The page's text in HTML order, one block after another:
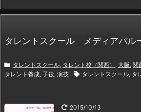
タレントスクール メディアバル
タレントスクール, タレント校（関西） , 大阪, 関
タレント養成, 子役, 演技 タレントスクール, タ
2015/10/13